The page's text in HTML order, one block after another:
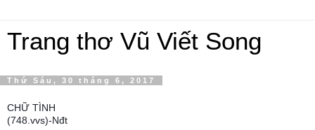
Trang thơ Vũ Viết Song
Thứ Sáu, 30 tháng 6, 2017
CHỮ TÌNH
(748.vvs)-Nđt